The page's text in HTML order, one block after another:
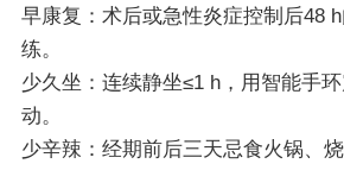
早康复：术后或急性炎症控制后48
练。
少久坐：连续静坐≤1 h，用智能手
动。
少辛辣：经期前后三天忌食火锅、